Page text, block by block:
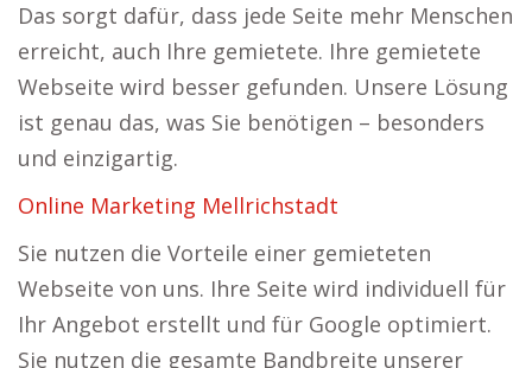
Das sorgt dafür, dass jede Seite mehr Menschen
erreicht, auch Ihre gemietete. Ihre gemietete
Webseite wird besser gefunden. Unsere Lösung
ist genau das, was Sie benötigen – besonders
und einzigartig.
Online Marketing Mellrichstadt
Sie nutzen die Vorteile einer gemieteten
Webseite von uns. Ihre Seite wird individuell für
Ihr Angebot erstellt und für Google optimiert.
Sie nutzen die gesamte Bandbreite unserer